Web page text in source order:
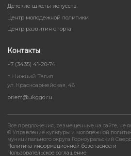
Детские школы искусств
Центр молодежной политики
Центр развития спорта
Контакты
+7 (3435) 41-20-74
г. Нижний Тагил
ул. Красноармейская, 46
priem@ukggo.ru
Все предложения, размещенные на сайте, не
© Управление культуры и молодежной
муниципального округа Горноуральский
Политика информационной безопасности
Пользовательское соглашение